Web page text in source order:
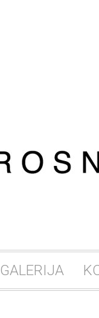
GALERIJA